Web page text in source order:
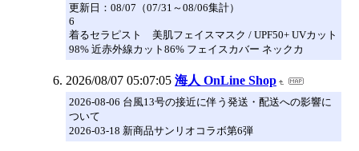
更新日：08/07（07/31～08/06集計）
6
着るセラピスト 美肌フェイスマスク / UPF50+ UVカット
98% 近赤外線カット86% フェイスカバー ネックカ
2026/08/07 05:07:05 海人 OnLine Shop
2026-08-06 台風13号の接近に伴う発送・配送への影響に
ついて
2026-03-18 新商品サンリオコラボ第6弾